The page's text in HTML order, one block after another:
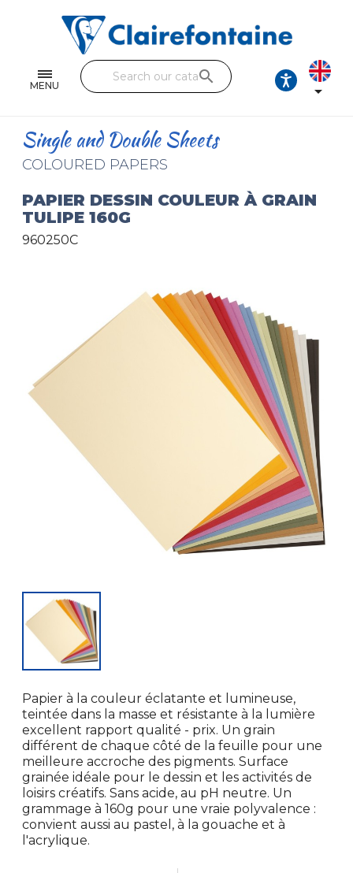
MENU
Single and double sheets
Fine arts
Handicraft
Pencil cases & Leather goods
search

Single and Double Sheets
COLOURED PAPERS
PAPIER DESSIN COULEUR À GRAIN
TULIPE 160G
960250C
Papier à la couleur éclatante et lumineuse,
teintée dans la masse et résistante à la lumière
excellent rapport qualité - prix. Un grain
différent de chaque côté de la feuille pour une
meilleure accroche des pigments. Surface
grainée idéale pour le dessin et les activités de
loisirs créatifs. Sans acide, au pH neutre. Un
grammage à 160g pour une vraie polyvalence :
convient aussi au pastel, à la gouache et à
l'acrylique.